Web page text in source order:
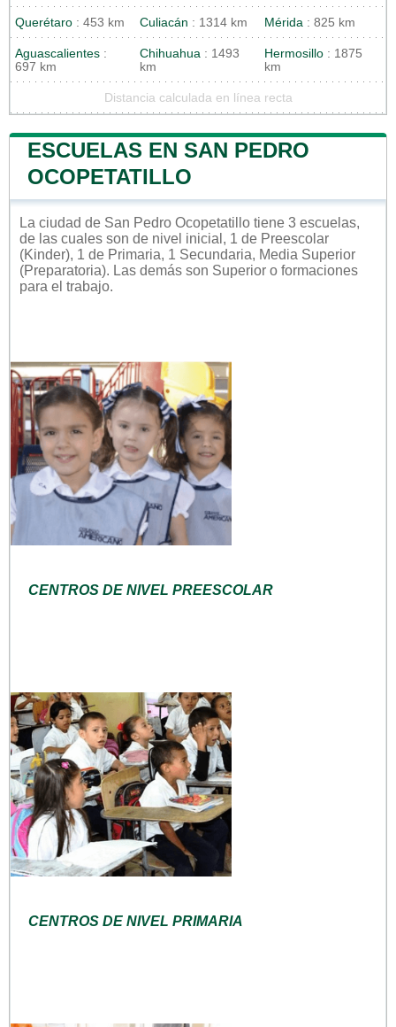
Querétaro : 453 km Culiacán : 1314 km Mérida : 825 km
Aguascalientes :
697 km
Chihuahua : 1493
km
Hermosillo : 1875
km
Distancia calculada en línea recta
ESCUELAS EN SAN PEDRO
OCOPETATILLO
La ciudad de San Pedro Ocopetatillo tiene 3 escuelas,
de las cuales son de nivel inicial, 1 de Preescolar
(Kinder), 1 de Primaria, 1 Secundaria, Media Superior
(Preparatoria). Las demás son Superior o formaciones
para el trabajo.
CENTROS DE NIVEL PREESCOLAR
CENTROS DE NIVEL PRIMARIA